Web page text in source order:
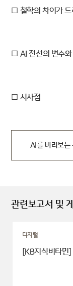
□ 철학의 차이가
□ AI 전선의 변수
□ 시사점
AI를 바라보는
관련보고서 및
디지털
[KB지식비타민